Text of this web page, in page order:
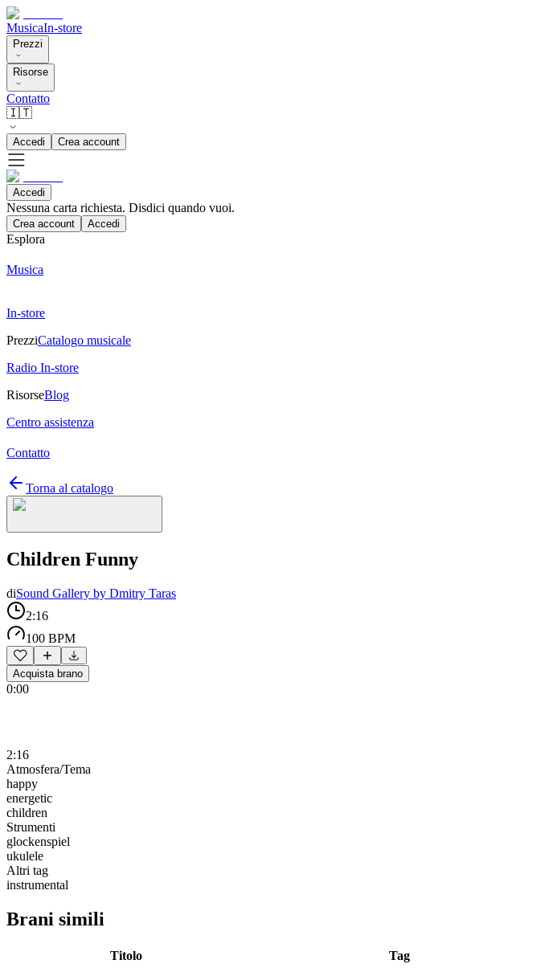
MusicaIn-store
Prezzi
Risorse
Contatto
🇮🇹
Accedi Crea account
Accedi
Nessuna carta richiesta. Disdici quando vuoi.
Crea account Accedi
Esplora
Musica
In-store
PrezziCatalogo musicale
Radio In-store
RisorseBlog
Centro assistenza
Contatto
Torna al catalogo
Children Funny
diSound Gallery by Dmitry Taras
2:16
100 BPM
Acquista brano
0:00
2:16
Atmosfera/Tema
happy
energetic
children
Strumenti
glockenspiel
ukulele
Altri tag
instrumental
Brani simili
Titolo Tag